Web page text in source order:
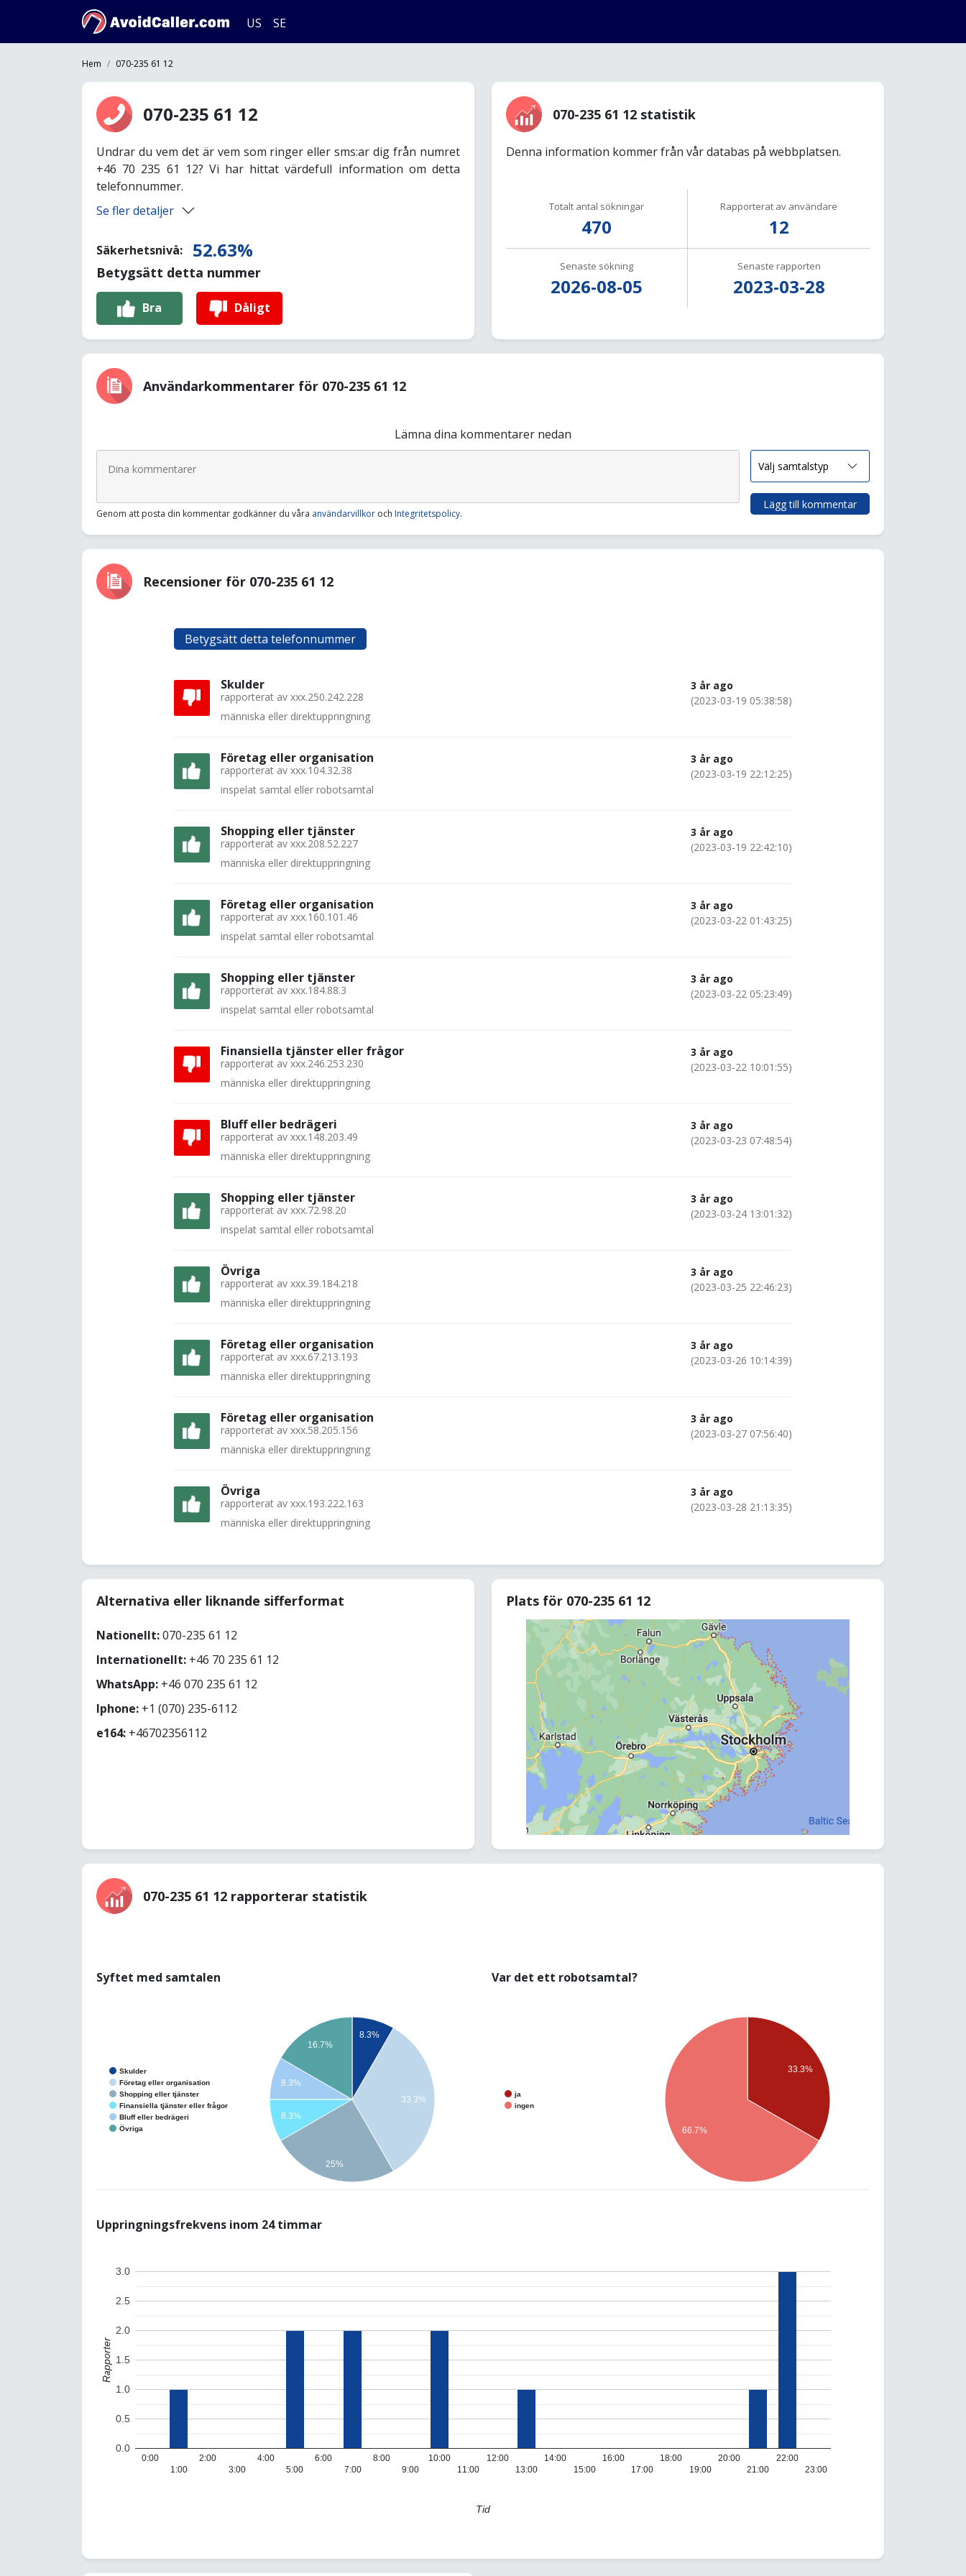
US SE
Hem 070-235 61 12
070-235 61 12
Undrar du vem det är vem som ringer eller sms:ar dig från numret
+46 70 235 61 12? Vi har hittat värdefull information om detta
telefonnummer.
Se fler detaljer
Säkerhetsnivå: 52.63%
Betygsätt detta nummer
Bra Dåligt
070-235 61 12 statistik
Denna information kommer från vår databas på webbplatsen.
Totalt antal sökningar
470
Rapporterat av användare
12
Senaste sökning
2026-08-05
Senaste rapporten
2023-03-28
Användarkommentarer för 070-235 61 12
Lämna dina kommentarer nedan
Genom att posta din kommentar godkänner du våra användarvillkor och Integritetspolicy.
Lägg till kommentar
Recensioner för 070-235 61 12
Betygsätt detta telefonnummer
Skulder
rapporterat av xxx.250.242.228
människa eller direktuppringning
3 år ago
(2023-03-19 05:38:58)
Företag eller organisation
rapporterat av xxx.104.32.38
inspelat samtal eller robotsamtal
3 år ago
(2023-03-19 22:12:25)
Shopping eller tjänster
rapporterat av xxx.208.52.227
människa eller direktuppringning
3 år ago
(2023-03-19 22:42:10)
Företag eller organisation
rapporterat av xxx.160.101.46
inspelat samtal eller robotsamtal
3 år ago
(2023-03-22 01:43:25)
Shopping eller tjänster
rapporterat av xxx.184.88.3
inspelat samtal eller robotsamtal
3 år ago
(2023-03-22 05:23:49)
Finansiella tjänster eller frågor
rapporterat av xxx.246.253.230
människa eller direktuppringning
3 år ago
(2023-03-22 10:01:55)
Bluff eller bedrägeri
rapporterat av xxx.148.203.49
människa eller direktuppringning
3 år ago
(2023-03-23 07:48:54)
Shopping eller tjänster
rapporterat av xxx.72.98.20
inspelat samtal eller robotsamtal
3 år ago
(2023-03-24 13:01:32)
Övriga
rapporterat av xxx.39.184.218
människa eller direktuppringning
3 år ago
(2023-03-25 22:46:23)
Företag eller organisation
rapporterat av xxx.67.213.193
människa eller direktuppringning
3 år ago
(2023-03-26 10:14:39)
Företag eller organisation
rapporterat av xxx.58.205.156
människa eller direktuppringning
3 år ago
(2023-03-27 07:56:40)
Övriga
rapporterat av xxx.193.222.163
människa eller direktuppringning
3 år ago
(2023-03-28 21:13:35)
Alternativa eller liknande sifferformat
Nationellt:070-235 61 12
Internationellt: +46 70 235 61 12
WhatsApp: +46 070 235 61 12
Iphone: +1 (070) 235-6112
e164: +46702356112
Plats för 070-235 61 12
070-235 61 12 rapporterar statistik
Syftet med samtalen
Skulder
Företag eller organisation
Shopping eller tjänster
Finansiella tjänster eller frågor
Bluff eller bedrägeri
Övriga
8.3%
33.3%
16.7%
8.3%
8.3%
25%
Var det ett robotsamtal?
ja
ingen
33.3%
66.7%
Uppringningsfrekvens inom 24 timmar
0:00
1:00
2:00
3:00
4:00
5:00
6:00
7:00
8:00
9:00
10:00
11:00
12:00
13:00
14:00
15:00
16:00
17:00
18:00
19:00
20:00
21:00
22:00
23:00
0.0
0.5
1.0
1.5
2.0
2.5
3.0
Tid
Rapporter